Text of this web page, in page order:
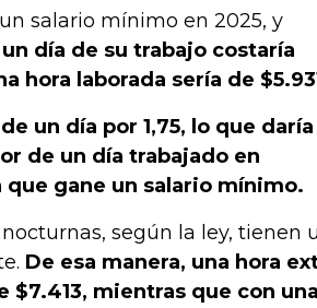
salario mínimo en 2025, y
un día de su trabajo costaría
hora laborada sería de
un día por 1,75, lo que daría
de un día trabajado en
gane un salario mínimo.
según la ley, tienen
De esa manera, una hora
mientras que con una